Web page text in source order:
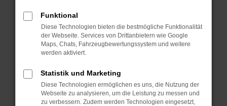
Das kann manchmal helfen, vorübergehende
Probleme zu beheben.
Stelle sicher, dass dein Browser und dein
Betriebssystem auf dem neuesten Stand sind.
Sicherheitsrisiko, sondern kann auch dazu führen,
dass bestimmte Funktionen nicht mehr
unterstützt werden.
Funktional
Diese Technologien bieten die bestmögliche Funktionalität
der Webseite. Services von Drittanbietern wie Google
Maps, Chats, Fahrzeugbewertungssystem und weitere
werden aktiviert.
Statistik und Marketing
Diese Technologien ermöglichen es uns, die Nutzung der
Webseite zu analysieren, um die Leistung zu messen und
zu verbessern. Zudem werden Technologien eingesetzt,